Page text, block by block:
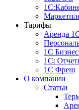
Тарифы
Аренда
1С Бизнес
1С:
1C Фреш
О компании
Статьи